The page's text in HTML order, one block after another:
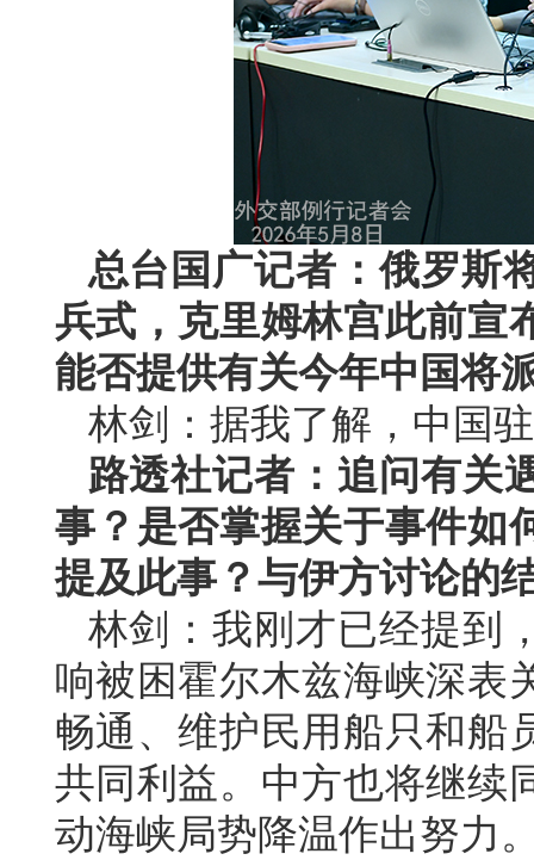
总台国广记者：俄罗斯
兵式，克里姆林宫此前宣
能否提供有关今年中国将
林剑：据我了解，中国
路透社记者：追问有关
事？是否掌握关于事件如
提及此事？与伊方讨论的
林剑：我刚才已经提到
响被困霍尔木兹海峡深表
畅通、维护民用船只和船
共同利益。中方也将继续
动海峡局势降温作出努力